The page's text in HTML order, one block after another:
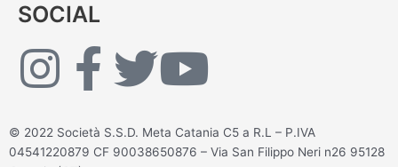
SOCIAL
I
F
a
T Y
© 2022 Società S.S.D. Meta Catania C5 a R.L – P.IVA
04541220879 CF 90038650876 – Via San Filippo Neri n26 95128